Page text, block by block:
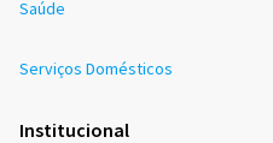
Saúde
Serviços Domésticos
Institucional